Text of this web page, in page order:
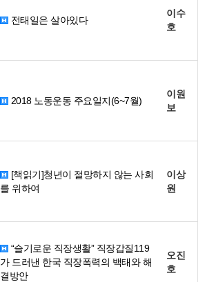
전태일은 살아있다
이수
호
2018 노동운동 주요일지(6~7월)
이원
보
[책읽기]청년이 절망하지 않는 사회
를 위하여
이상
원
“슬기로운 직장생활” 직장갑질119
가 드러낸 한국 직장폭력의 백태와 해
결방안
오진
호